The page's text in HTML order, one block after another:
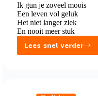
Ik gun je zoveel moois
Een leven vol geluk
Het niet langer ziek
En nooit meer stuk
Lees snel verder
Ik